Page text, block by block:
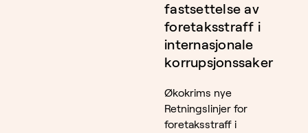
fastsettelse av
foretaksstraff i
internasjonale
korrupsjonssaker
Økokrims nye
Retningslinjer for
foretaksstraff i